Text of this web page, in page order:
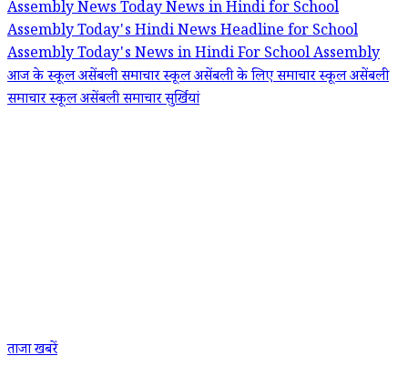
Assembly NewsToday News in Hindi for School
AssemblyToday's Hindi News Headline for School
AssemblyToday's News in Hindi For School Assembly
आज के स्कूल असेंबली समाचारस्कूल असेंबली के लिए समाचारस्कूल असेंबली
समाचारस्कूल असेंबली समाचार सुर्खियां
ताजा खबरें